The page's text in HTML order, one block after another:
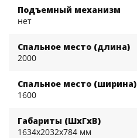
Подъемный механизм
нет
Спальное место (длина)
2000
Спальное место (ширина)
1600
Габариты (ШхГхВ)
1634x2032x784 мм